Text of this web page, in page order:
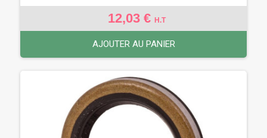
12,03 € H.T
AJOUTER AU PANIER